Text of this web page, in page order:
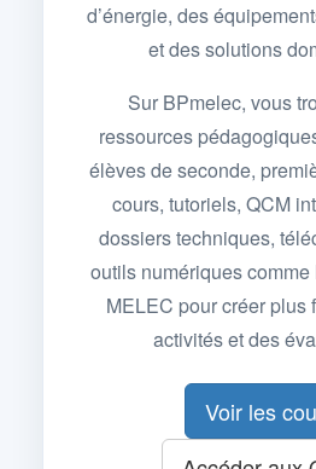
d’énergie, des
et des solutions
Sur BPmelec, vous
ressources
élèves de seconde,
cours, tutoriels, QCM
dossiers techniques,
outils numériques
MELEC pour créer plus
activités et des
Voir les